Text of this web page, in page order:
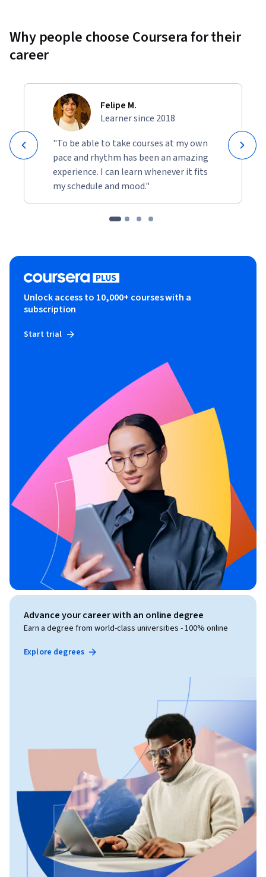
Why people choose Coursera for their
career
Felipe M.
Learner since 2018
"To be able to take courses at my own
pace and rhythm has been an amazing
experience. I can learn whenever it fits
my schedule and mood."
Unlock access to 10,000+ courses with a
subscription
Start trial
Advance your career with an online degree
Earn a degree from world-class universities - 100% online
Explore degrees